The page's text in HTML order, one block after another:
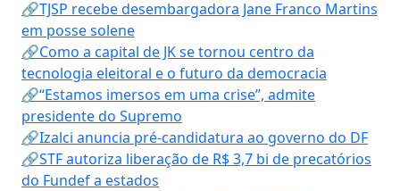
🔗TJSP recebe desembargadora Jane Franco Martins
em posse solene
🔗Como a capital de JK se tornou centro da
tecnologia eleitoral e o futuro da democracia
🔗“Estamos imersos em uma crise”, admite
presidente do Supremo
🔗Izalci anuncia pré-candidatura ao governo do DF
🔗STF autoriza liberação de R$ 3,7 bi de precatórios
do Fundef a estados